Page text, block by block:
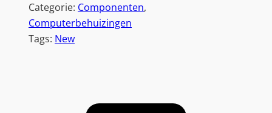
Categorie: Componenten
Computerbehuizingen
Tags: New